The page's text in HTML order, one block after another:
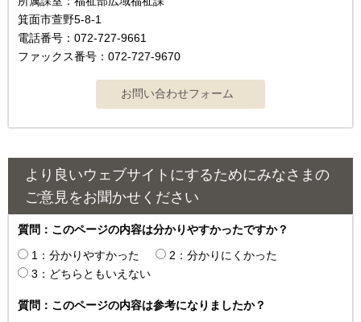
箕面市萱野5-8-1
電話番号：072-727-9661
ファックス番号：072-727-9670
より良いウェブサイトにするためにみなさまの
ご意見をお聞かせください
質問：このページの内容は分かりやすかったですか？
1：分かりやすかった
2：分かりにくかった
3：どちらともいえない
質問：このページの内容は参考になりましたか？